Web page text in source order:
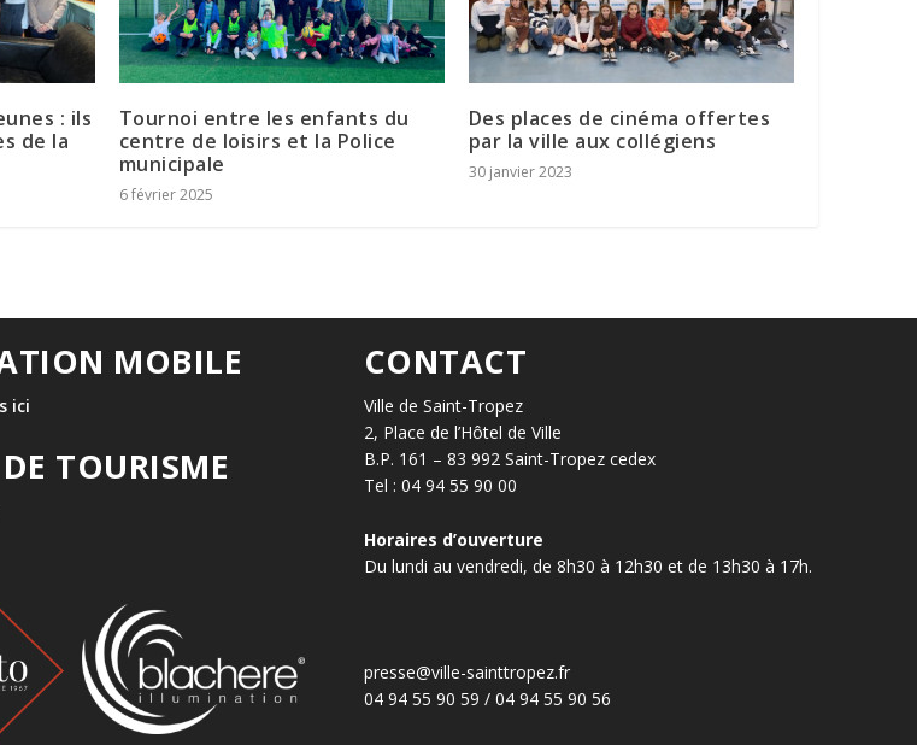
: ils
de la
Tournoi entre les enfants du
centre de loisirs et la Police
municipale
6 février 2025
Des places de cinéma offertes
par la ville aux collégiens
30 janvier 2023
MOBILE
ici
TOURISME
CONTACT
Ville de Saint-Tropez
2, Place de l’Hôtel de Ville
B.P. 161 – 83 992 Saint-Tropez cedex
Tel : 04 94 55 90 00
Horaires d’ouverture
Du lundi au vendredi, de 8h30 à 12h30 et de 13h30 à 17h.
presse@ville-sainttropez.fr
04 94 55 90 59 / 04 94 55 90 56